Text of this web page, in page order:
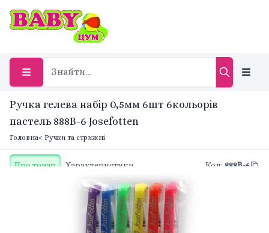
Ручка гелева набір 0,5мм 6шт 6кольорів
пастель 888B-6 Josefotten
Головна< Ручки та стрижні
Про товар Характеристики Код: 888B-6